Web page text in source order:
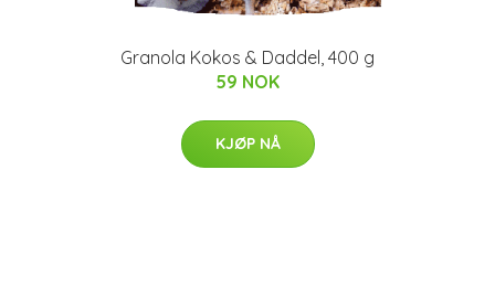
Granola Kokos & Daddel, 400 g
59 NOK
KJØP NÅ